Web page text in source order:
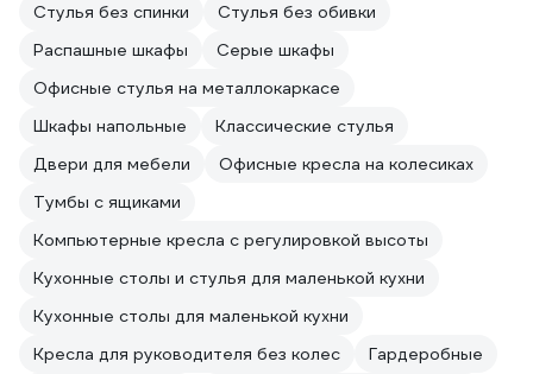
Стулья без спинки
Стулья без обивки
Распашные шкафы
Серые шкафы
Офисные стулья на металлокаркасе
Шкафы напольные
Классические стулья
Двери для мебели
Офисные кресла на колесиках
Тумбы с ящиками
Компьютерные кресла с регулировкой высоты
Кухонные столы и стулья для маленькой кухни
Кухонные столы для маленькой кухни
Кресла для руководителя без колес
Гардеробные